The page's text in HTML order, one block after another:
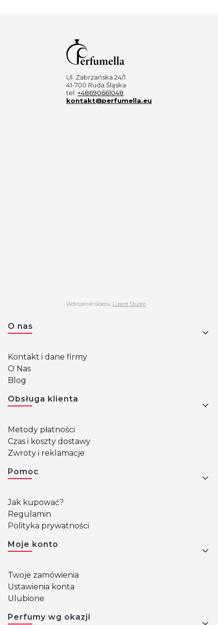
Ul. Zabrzańska 24/1
41-700 Ruda Śląska
tel. +48690661048
kontakt@perfumella.eu
Wdrożenie sklepu Lizard Studio
Linki w stopce
O nas
Kontakt i dane firmy
O Nas
Blog
Obsługa klienta
Metody płatności
Czas i koszty dostawy
Zwroty i reklamacje
Pomoc
Jak kupować?
Regulamin
Polityka prywatności
Moje konto
Twoje zamówienia
Ustawienia konta
Ulubione
Perfumy wg okazji